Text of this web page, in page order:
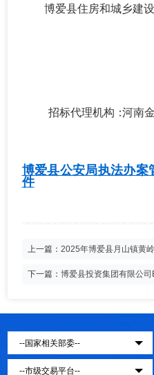
博爱县住房和城乡建
招标代理机构 ：河南
博爱县公安局执法办案
件
上一篇：2025年博爱县月山镇黄
下一篇：博爱县投资集团有限公